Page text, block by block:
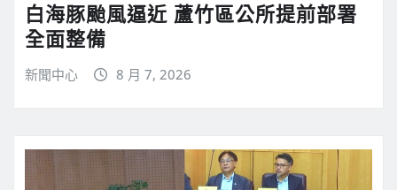
白海豚颱風逼近 蘆竹區公所提前部署
全面整備
新聞中心 8 月 7, 2026